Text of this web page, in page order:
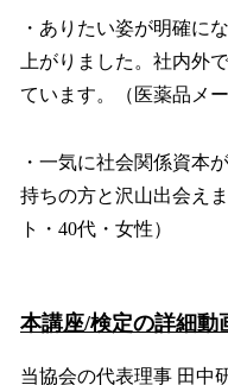
・ありたい姿が明確に
上がりました。社内外
ています。（医薬品メ
・一気に社会関係資本
持ちの方と沢山出会え
ト・40代・女性）
本講座/検定の詳細動
当協会の代表理事 田中